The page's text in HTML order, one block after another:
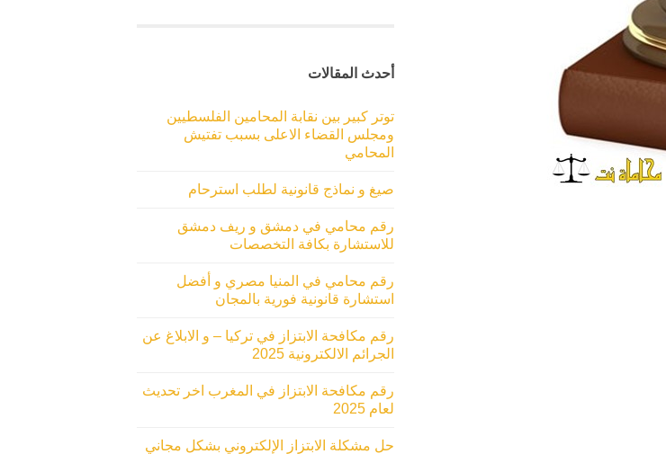
أحدث المقالات
توتر كبير بين نقابة المحامين الفلسطيين
ومجلس القضاء الاعلى بسبب تفتيش
المحامي
صيغ و نماذج قانونية لطلب استرحام
رقم محامي في دمشق و ريف دمشق
للاستشارة بكافة التخصصات
رقم محامي في المنيا مصري و أفضل
استشارة قانونية فورية بالمجان
رقم مكافحة الابتزاز في تركيا – و الابلاغ عن
الجرائم الالكترونية 2025
رقم مكافحة الابتزاز في المغرب اخر تحديث
لعام 2025
حل مشكلة الابتزاز الإلكتروني بشكل مجاني